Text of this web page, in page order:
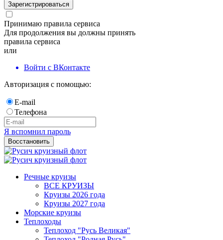
Зарегистрироваться
Принимаю правила сервиса
Для продолжения вы должны принять
правила сервиса
или
Войти с ВКонтакте
Авторизация с помощью:
E-mail
Телефона
Я вспомнил пароль
Восстановить
Речные круизы
ВСЕ КРУИЗЫ
Круизы 2026 года
Круизы 2027 года
Морские круизы
Теплоходы
Теплоход "Русь Великая"